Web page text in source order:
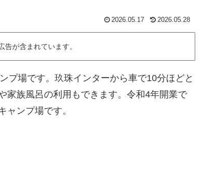
2026.05.17 2026.05.28
が含まれています。
プ場です。玖珠インターから車で10分ほどと
家族風呂の利用もできます。令和4年開業で
ャンプ場です。